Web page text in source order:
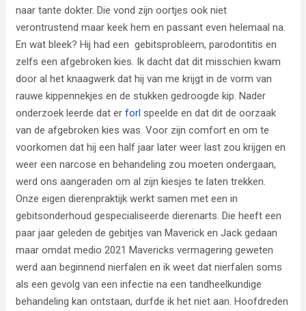
naar tante dokter. Die vond zijn oortjes ook niet
verontrustend maar keek hem en passant even helemaal na.
En wat bleek? Hij had een gebitsprobleem, parodontitis en
zelfs een afgebroken kies. Ik dacht dat dit misschien kwam
door al het knaagwerk dat hij van me krijgt in de vorm van
rauwe kippennekjes en de stukken gedroogde kip. Nader
onderzoek leerde dat er forl speelde en dat dit de oorzaak
van de afgebroken kies was. Voor zijn comfort en om te
voorkomen dat hij een half jaar later weer last zou krijgen en
weer een narcose en behandeling zou moeten ondergaan,
werd ons aangeraden om al zijn kiesjes te laten trekken.
Onze eigen dierenpraktijk werkt samen met een in
gebitsonderhoud gespecialiseerde dierenarts. Die heeft een
paar jaar geleden de gebitjes van Maverick en Jack gedaan
maar omdat medio 2021 Mavericks vermagering geweten
werd aan beginnend nierfalen en ik weet dat nierfalen soms
als een gevolg van een infectie na een tandheelkundige
behandeling kan ontstaan, durfde ik het niet aan. Hoofdreden